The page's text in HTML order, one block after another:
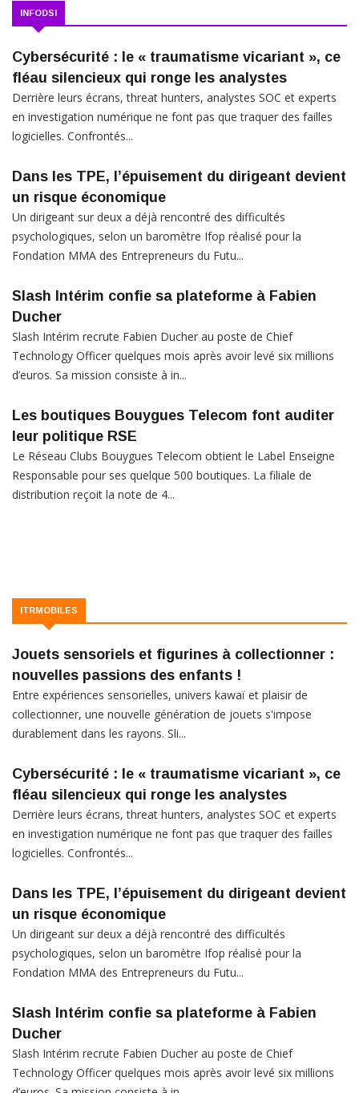
INFODSI
Cybersécurité : le « traumatisme vicariant », ce
fléau silencieux qui ronge les analystes
Derrière leurs écrans, threat hunters, analystes SOC et experts
en investigation numérique ne font pas que traquer des failles
logicielles. Confrontés...
Dans les TPE, l’épuisement du dirigeant devient
un risque économique
Un dirigeant sur deux a déjà rencontré des difficultés
psychologiques, selon un baromètre Ifop réalisé pour la
Fondation MMA des Entrepreneurs du Futu...
Slash Intérim confie sa plateforme à Fabien
Ducher
Slash Intérim recrute Fabien Ducher au poste de Chief
Technology Officer quelques mois après avoir levé six millions
d’euros. Sa mission consiste à in...
Les boutiques Bouygues Telecom font auditer
leur politique RSE
Le Réseau Clubs Bouygues Telecom obtient le Label Enseigne
Responsable pour ses quelque 500 boutiques. La filiale de
distribution reçoit la note de 4...
ITRMOBILES
Jouets sensoriels et figurines à collectionner :
nouvelles passions des enfants !
Entre expériences sensorielles, univers kawaï et plaisir de
collectionner, une nouvelle génération de jouets s'impose
durablement dans les rayons. Sli...
Cybersécurité : le « traumatisme vicariant », ce
fléau silencieux qui ronge les analystes
Derrière leurs écrans, threat hunters, analystes SOC et experts
en investigation numérique ne font pas que traquer des failles
logicielles. Confrontés...
Dans les TPE, l’épuisement du dirigeant devient
un risque économique
Un dirigeant sur deux a déjà rencontré des difficultés
psychologiques, selon un baromètre Ifop réalisé pour la
Fondation MMA des Entrepreneurs du Futu...
Slash Intérim confie sa plateforme à Fabien
Ducher
Slash Intérim recrute Fabien Ducher au poste de Chief
Technology Officer quelques mois après avoir levé six millions